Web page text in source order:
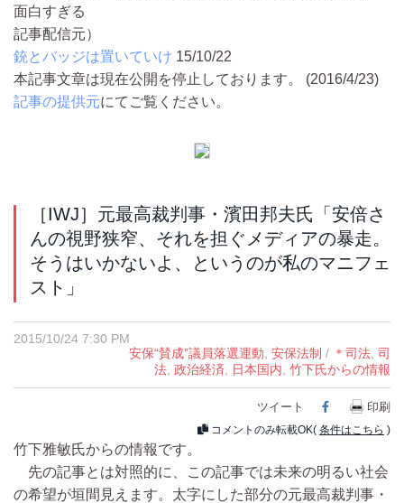
面白すぎる
記事配信元）
銃とバッジは置いていけ 15/10/22
本記事文章は現在公開を停止しております。 (2016/4/23)
記事の提供元にてご覧ください。
［IWJ］元最高裁判事・濱田邦夫氏「安倍さ
んの視野狭窄、それを担ぐメディアの暴走。
そうはいかないよ、というのが私のマニフェ
スト」
2015/10/24 7:30 PM
安保“賛成”議員落選運動 安保法制 / ＊司法 司
法 政治経済 日本国内 竹下氏からの情報
ツイート Facebook
印刷
コメントのみ転載OK( 条件はこちら )
竹下雅敏氏からの情報です。
先の記事とは対照的に、この記事では未来の明るい社会
の希望が垣間見えます。太字にした部分の元最高裁判事・